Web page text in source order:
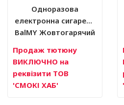
Одноразова
електронна сигарета
BalMY Жовтогарячий
Продаж тютюну
ВИКЛЮЧНО на
реквізити ТОВ
'СМОКІ ХАБ'